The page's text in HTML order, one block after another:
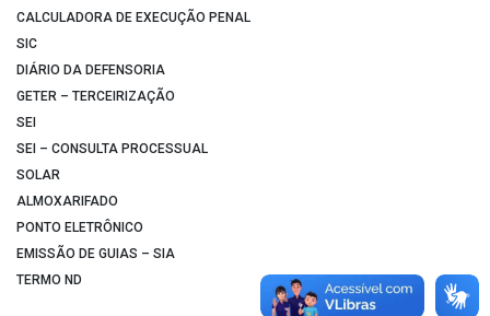
CALCULADORA DE EXECUÇÃO PENAL
SIC
DIÁRIO DA DEFENSORIA
GETER – TERCEIRIZAÇÃO
SEI
SEI – CONSULTA PROCESSUAL
SOLAR
ALMOXARIFADO
PONTO ELETRÔNICO
EMISSÃO DE GUIAS – SIA
TERMO ND